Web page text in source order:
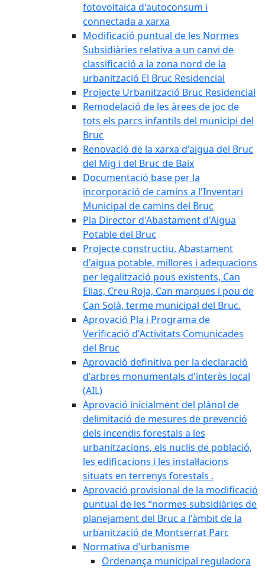
fotovoltaica d'autoconsum i
connectada a xarxa
Modificació puntual de les Normes
Subsidiàries relativa a un canvi de
classificació a la zona nord de la
urbanització El Bruc Residencial
Projecte Urbanització Bruc Residencial
Remodelació de les àrees de joc de
tots els parcs infantils del municipi del
Bruc
Renovació de la xarxa d'aigua del Bruc
del Mig i del Bruc de Baix
Documentació base per la
incorporació de camins a l'Inventari
Municipal de camins del Bruc
Pla Director d'Abastament d'Aigua
Potable del Bruc
Projecte constructiu. Abastament
d'aigua potable, millores i adequacions
per legalització pous existents, Can
Elias, Creu Roja, Can marques i pou de
Can Solà, terme municipal del Bruc.
Aprovació Pla i Programa de
Verificació d'Activitats Comunicades
del Bruc
Aprovació definitiva per la declaració
d'arbres monumentals d'interès local
(AIL)
Aprovació inicialment del plànol de
delimitació de mesures de prevenció
dels incendis forestals a les
urbanitzacions, els nuclis de població,
les edificacions i les instal·lacions
situats en terrenys forestals .
Aprovació provisional de la modificació
puntual de les “normes subsidiàries de
planejament del Bruc a l'àmbit de la
urbanització de Montserrat Parc
Normativa d'urbanisme
Ordenança municipal reguladora